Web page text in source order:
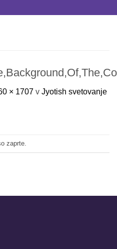
× 1707 v Jyotish svetovanje
zaprte.